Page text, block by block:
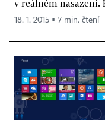
v reálném nasazení.
18. 1. 2015 ▪ 7 min. čtení